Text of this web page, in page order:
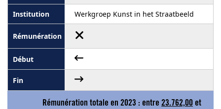
Werkgroep Kunst in het Straatbeeld
Rémunération totale en 2023 : entre 23.762,00 et